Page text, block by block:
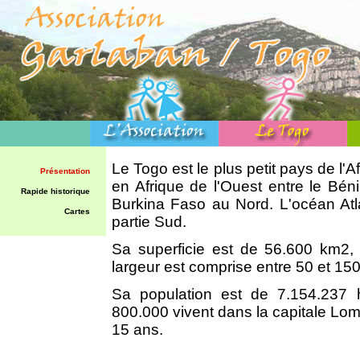
Présentation
Rapide historique
Cartes
Le Togo est le plus petit pays de
en Afrique de l'Ouest entre le
Burkina Faso au Nord. L'océan
partie Sud.
Sa superficie est de 56.600
largeur est comprise entre 50 et
Sa population est de
800.000 vivent dans la capitale
15 ans.